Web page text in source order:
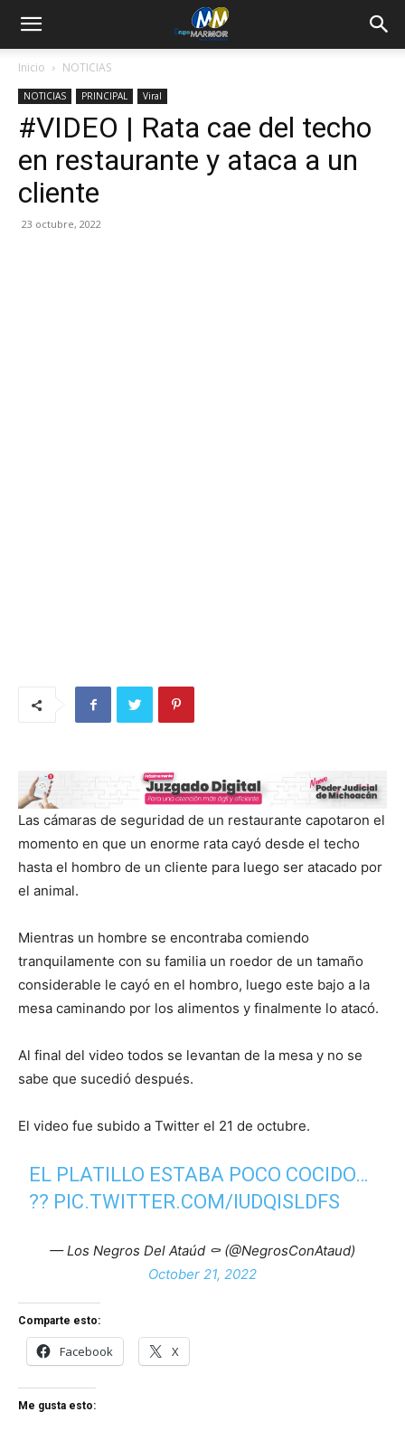
Inicio NOTICIAS
NOTICIAS PRINCIPAL Viral
#VIDEO | Rata cae del techo
en restaurante y ataca a un
cliente
23 octubre, 2022
Las cámaras de seguridad de un restaurante capotaron el
momento en que un enorme rata cayó desde el techo
hasta el hombro de un cliente para luego ser atacado por
el animal.
Mientras un hombre se encontraba comiendo
tranquilamente con su familia un roedor de un tamaño
considerable le cayó en el hombro, luego este bajo a la
mesa caminando por los alimentos y finalmente lo atacó.
Al final del video todos se levantan de la mesa y no se
sabe que sucedió después.
El video fue subido a Twitter el 21 de octubre.
EL PLATILLO ESTABA POCO COCIDO…
?? PIC.TWITTER.COM/IUDQISLDFS
— Los Negros Del Ataúd ⚰ (@NegrosConAtaud)
October 21, 2022
Comparte esto:
Facebook X
Me gusta esto: